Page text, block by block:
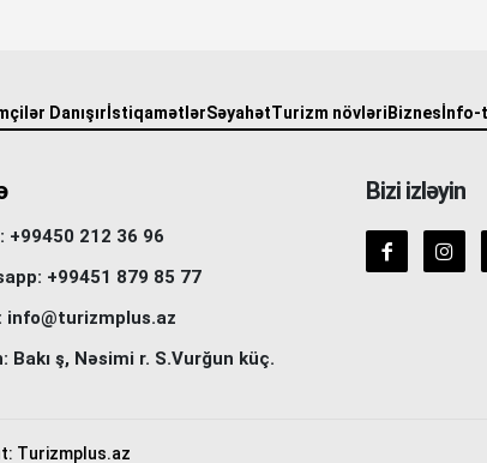
Danışır İstiqamətlərSəyahətTurizm növləri Biznes
+99450 212 36 96
+99451 879 85 77
info@turizmplus.az
Bakı ş, Nəsimi r. S.Vurğun küç.
Bizi izləyin
Turizmplus.az